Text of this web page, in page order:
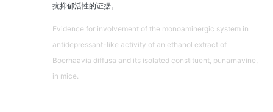
抗抑郁活性的证据。
Evidence for involvement of the monoaminergic system in
antidepressant-like activity of an ethanol extract of
Boerhaavia diffusa and its isolated constituent, punarnavine,
in mice.